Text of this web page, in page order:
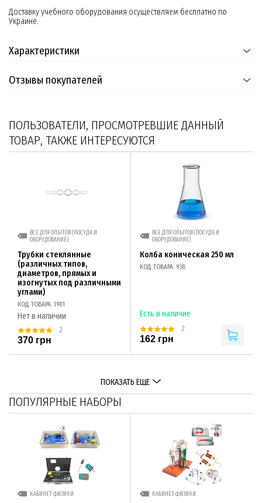
Доставку учебного оборудования осуществляем бесплатно по
Украине.
Характеристики
Отзывы покупателей
ПОЛЬЗОВАТЕЛИ, ПРОСМОТРЕВШИЕ ДАННЫЙ
ТОВАР, ТАКЖЕ ИНТЕРЕСУЮТСЯ
ВСЕ ДЛЯ ОПЫТОВ (ПОСУДА И
ОБОРУДОВАНИЕ)
Трубки стеклянные
(различных типов,
диаметров, прямых и
изогнутых под различными
углами)
КОД ТОВАРА: 1901
Нет в наличии
2
370 грн
ВСЕ ДЛЯ ОПЫТОВ (ПОСУДА И
ОБОРУДОВАНИЕ)
Колба коническая 250 мл
КОД ТОВАРА: 938
Есть в наличие
2
162 грн
ПОКАЗАТЬ ЕЩЕ
ПОПУЛЯРНЫЕ НАБОРЫ
КАБИНЕТ ФИЗИКИ КАБИНЕТ ФИЗИКИ